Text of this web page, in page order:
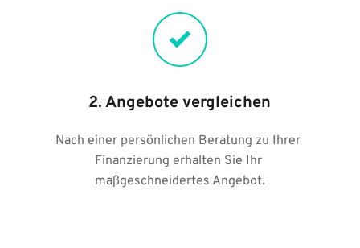
2. Angebote vergleichen
Nach einer persönlichen Beratung zu Ihrer
Finanzierung erhalten Sie Ihr
maßgeschneidertes Angebot.